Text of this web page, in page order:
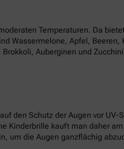
Temperaturen. Da
Wassermelone, Apfel, Beeren,
Auberginen und
den Schutz der Augen vor UV-
Kinderbrille kauft man daher
um die Augen ganzflächig